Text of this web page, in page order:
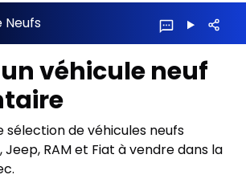
Neufs
véhicule neuf
sélection de véhicules neufs
Jeep, RAM et Fiat à vendre dans la